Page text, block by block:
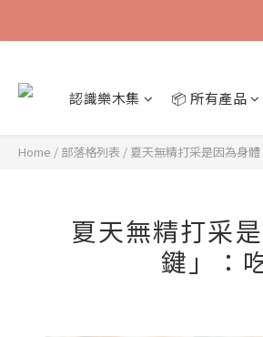
認識樂木集 📦 所有產品
Home / 部落格列表 / 夏天無精打采是因為身
夏天無精打采
鍵」：